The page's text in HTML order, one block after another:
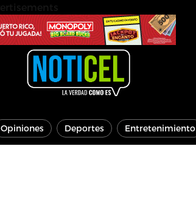
Opiniones Deportes Entretenimiento